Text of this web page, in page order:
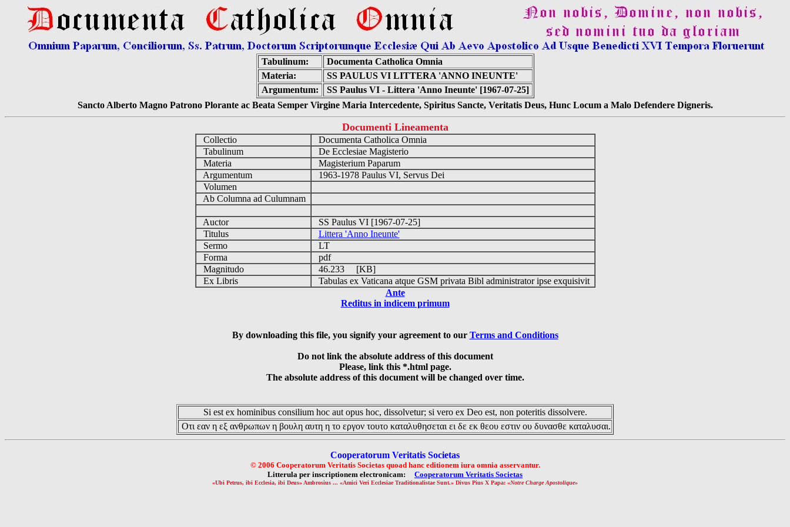
Tabulinum:
Documenta Catholica Omnia
Materia:
SS PAULUS VI LITTERA 'ANNO INEUNTE'
Argumentum:
SS Paulus VI - Littera 'Anno Ineunte' [1967-07-25]
Sancto Alberto Magno Patrono Plorante ac Beata Semper Virgine Maria Intercedente, Spiritus Sancte, Veritatis Deus, Hunc Locum a Malo Defendere Digneris.
Documenti Lineamenta
Collectio
Documenta Catholica Omnia
Tabulinum
De Ecclesiae Magisterio
Materia
Magisterium Paparum
Argumentum
1963-1978 Paulus VI, Servus Dei
Volumen
Ab Columna ad Culumnam
Auctor
SS Paulus VI [1967-07-25]
Titulus
Littera 'Anno Ineunte'
Sermo
LT
Forma
pdf
Magnitudo
46.233 [KB]
Ex Libris
Tabulas ex Vaticana atque GSM privata Bibl administrator ipse exquisivit
Ante
Reditus in indicem primum
By downloading this file, you signify your agreement to our Terms and Conditions
Do not link the absolute address of this document
Please, link this *.html page.
The absolute address of this document will be changed over time.
Si est ex hominibus consilium hoc aut opus hoc, dissolvetur; si vero ex Deo est, non poteritis dissolvere.
Οτι εαν η εξ ανθρωπων η βουλη αυτη η το εργον τουτο καταλυθησεται ει δε εκ θεου εστιν ου δυνασθε καταλυσαι.
Cooperatorum Veritatis Societas
© 2006 Cooperatorum Veritatis Societas quoad hanc editionem iura omnia asservantur.
Litterula per inscriptionem electronicam: Cooperatorum Veritatis Societas
«Ubi Petrus, ibi Ecclesia, ibi Deus» Ambrosius ... «Amici Veri Ecclesiae Traditionalistae Sunt.» Divus Pius X Papa: «Notre Charge Apostolique»